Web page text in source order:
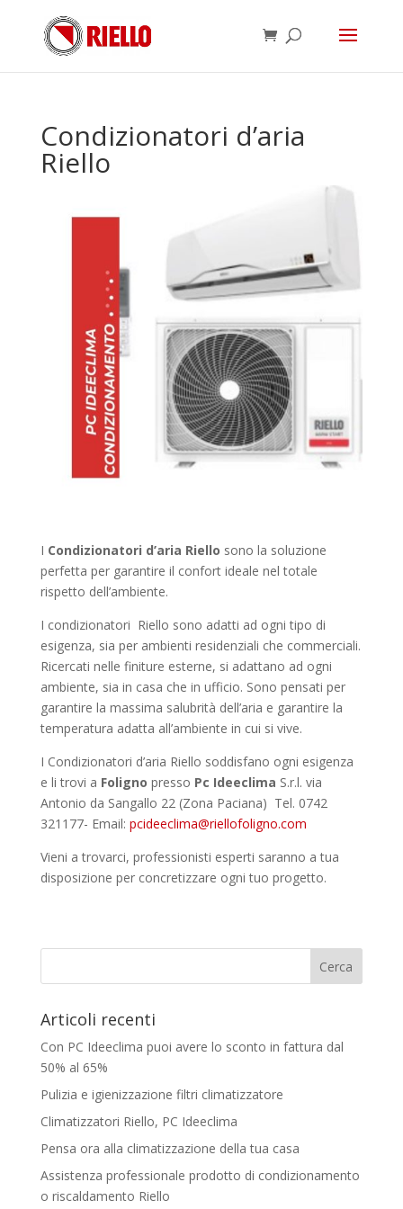
Condizionatori d’aria
Riello
I Condizionatori d’aria Riello sono la soluzione
perfetta per garantire il confort ideale nel totale
rispetto dell’ambiente.
I condizionatori Riello sono adatti ad ogni tipo di
esigenza, sia per ambienti residenziali che commerciali.
Ricercati nelle finiture esterne, si adattano ad ogni
ambiente, sia in casa che in ufficio. Sono pensati per
garantire la massima salubrità dell’aria e garantire la
temperatura adatta all’ambiente in cui si vive.
I Condizionatori d’aria Riello soddisfano ogni esigenza
e li trovi a Foligno presso Pc Ideeclima S.r.l. via
Antonio da Sangallo 22 (Zona Paciana) Tel. 0742
321177- Email:
moc.ongilofolleir
@amilceedicp
Vieni a trovarci, professionisti esperti saranno a tua
disposizione per concretizzare ogni tuo progetto.
Articoli recenti
Con PC Ideeclima puoi avere lo sconto in fattura dal
50% al 65%
Pulizia e igienizzazione filtri climatizzatore
Climatizzatori Riello, PC Ideeclima
Pensa ora alla climatizzazione della tua casa
Assistenza professionale prodotto di condizionamento
o riscaldamento Riello